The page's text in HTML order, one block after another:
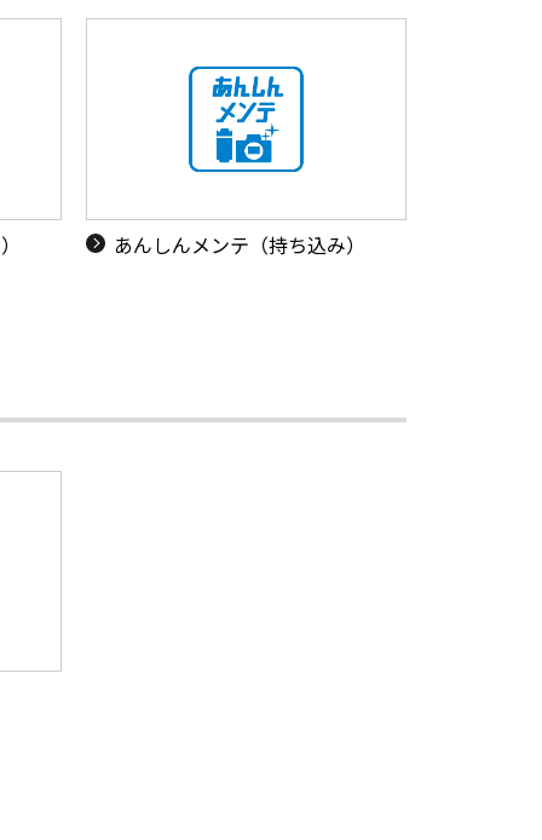
あんしんメンテ（持ち込み）